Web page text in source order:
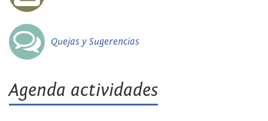
Quejas y Sugerencias
Agenda actividades